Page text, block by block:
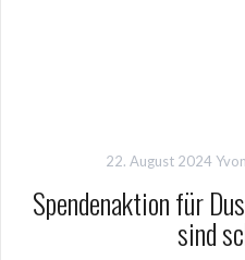
22. August 2024
Spendenaktion für
sind